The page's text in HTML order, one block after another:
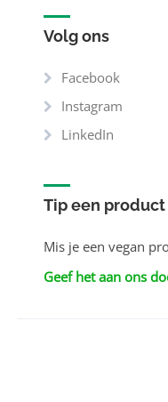
Volg ons
Facebook
Instagram
LinkedIn
Tip een product
Mis je een vegan
Geef het aan ons